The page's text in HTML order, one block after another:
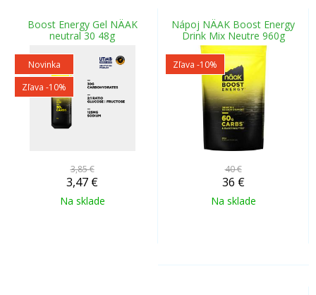
Boost Energy Gel NÄAK
neutral 30 48g
Novinka
Zľava -10%
3,85 €
3,47 €
Na sklade
Nápoj NÄAK Boost Energy
Drink Mix Neutre 960g
Zľava -10%
40 €
36 €
Na sklade